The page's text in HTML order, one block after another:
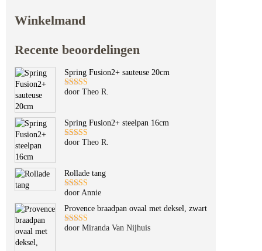
Winkelmand
Recente beoordelingen
Spring Fusion2+ sauteuse 20cm
Gewaardeerd
door Theo R.
Spring Fusion2+ steelpan 16cm
Gewaardeerd
door Theo R.
Rollade tang
Gewaardeerd
5
door Annie
Provence braadpan ovaal met deksel, zwart
Gewaardeerd
door Miranda Van Nijhuis